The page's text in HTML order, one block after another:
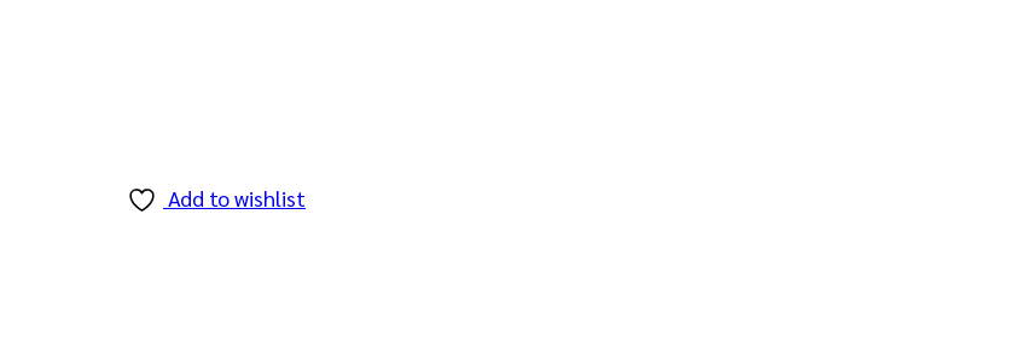
Add to wishlist